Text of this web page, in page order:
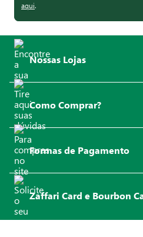
aqui.
Nossas Lojas
Como Comprar?
Formas de Pagamento
Zaffari Card e Bourbon